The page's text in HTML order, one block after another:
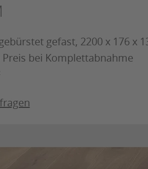
gefast, 2200 x 176 x
bei Komplettabnahme